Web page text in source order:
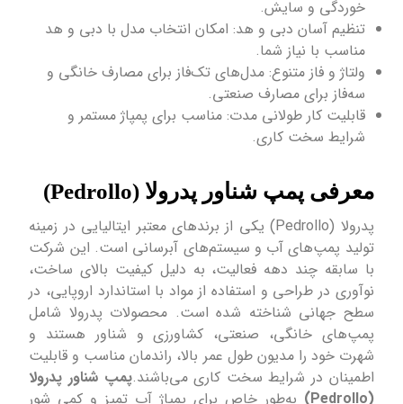
خوردگی و سایش.
تنظیم آسان دبی و هد: امکان انتخاب مدل با دبی و هد
مناسب با نیاز شما.
ولتاژ و فاز متنوع: مدل‌های تک‌فاز برای مصارف خانگی و
سه‌فاز برای مصارف صنعتی.
قابلیت کار طولانی مدت: مناسب برای پمپاژ مستمر و
شرایط سخت کاری.
معرفی پمپ شناور پدرولا (Pedrollo)
پدرولا (Pedrollo) یکی از برندهای معتبر ایتالیایی در زمینه
تولید پمپ‌های آب و سیستم‌های آبرسانی است. این شرکت
با سابقه چند دهه فعالیت، به دلیل کیفیت بالای ساخت،
نوآوری در طراحی و استفاده از مواد با استاندارد اروپایی، در
سطح جهانی شناخته شده است. محصولات پدرولا شامل
پمپ‌های خانگی، صنعتی، کشاورزی و شناور هستند و
شهرت خود را مدیون طول عمر بالا، راندمان مناسب و قابلیت
اطمینان در شرایط سخت کاری می‌باشند.پمپ‌ شناور پدرولا
(Pedrollo)
به‌طور خاص برای پمپاژ آب تمیز و کمی شور